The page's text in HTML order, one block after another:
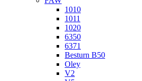
1010
1011
1020
6350
6371
Besturn B50
Oley
V2